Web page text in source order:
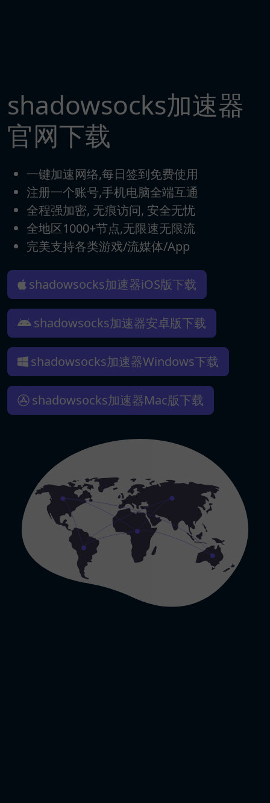
shadowsocks加速器
官网下载
一键加速网络,每日签到免费使用
注册一个账号,手机电脑全端互通
全程强加密, 无痕访问, 安全无忧
全地区1000+节点,无限速无限流
完美支持各类游戏/流媒体/App
shadowsocks加速器iOS版下载
shadowsocks加速器安卓版下载
shadowsocks加速器Windows下载
shadowsocks加速器Mac版下载